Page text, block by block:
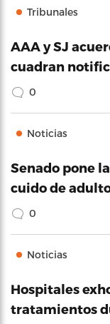
Tribunales
AAA y SJ
cuadran
0
Noticias
Senado pone
cuido de
0
Noticias
Hospitales
tratamientos